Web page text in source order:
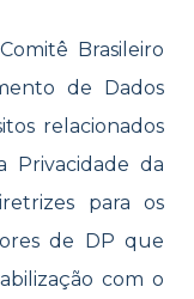
Brasileiro
de Dados
relacionados
Privacidade da
para os
de DP que
com o